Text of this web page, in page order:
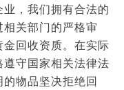
，我们拥有合法的
关部门的严格审
回收资质。在实际
守国家相关法律法
物品坚决拒绝回